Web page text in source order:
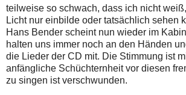
teilweise so schwach, dass ich nicht
Licht nur einbilde oder tatsächlich sehen
Hans Bender scheint nun wieder im
halten uns immer noch an den Händen
die Lieder der CD mit. Die Stimmung ist
anfängliche Schüchternheit vor diesen
zu singen ist verschwunden.